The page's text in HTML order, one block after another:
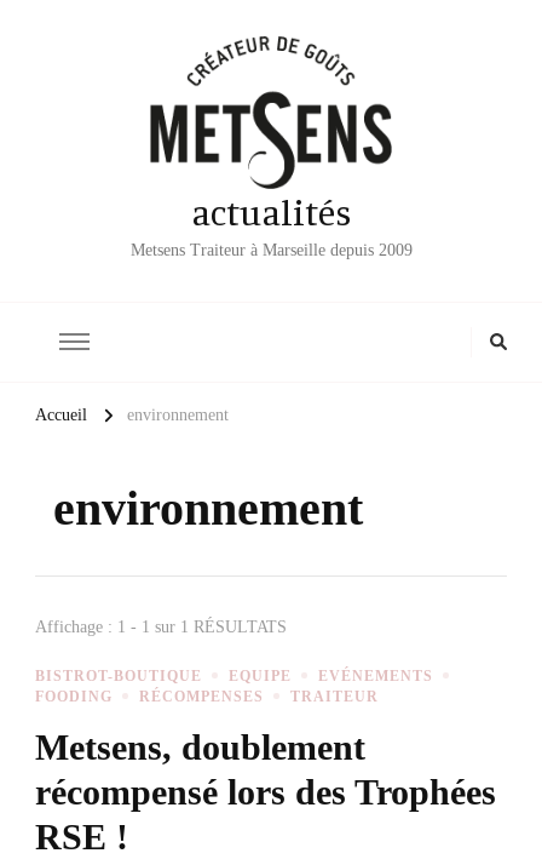
actualités
Metsens Traiteur à Marseille depuis 2009
Accueil environnement
environnement
Affichage : 1 - 1 sur 1 RÉSULTATS
BISTROT-BOUTIQUE EQUIPE
EVÉNEMENTS
FOODING
RÉCOMPENSES TRAITEUR
Metsens, doublement
récompensé lors des Trophées
RSE !